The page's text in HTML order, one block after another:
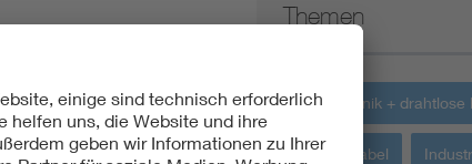
Themen
Funktechnik + drahtlose
Energiekabel